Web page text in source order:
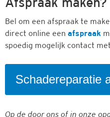
Bel om een afspraak te
direct online een afspraak
spoedig mogelijk contact
Schadereparatie
Op de door ons of in onze